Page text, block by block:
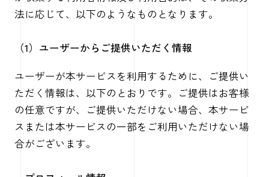
法に応じて、以下のようなものとなります。
（1）ユーザーからご提供いただく情報
ユーザーが本サービスを利用するために、ご提供い
ただく情報は、以下のとおりです。ご提供はお客様
の任意ですが、ご提供いただけない場合、本サービ
スまたは本サービスの一部をご利用いただけない場
合がございます。